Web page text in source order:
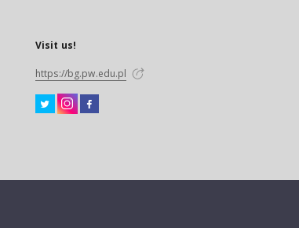
Visit us!
https://bg.pw.edu.pl